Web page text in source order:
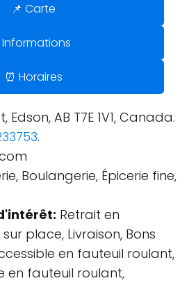
📌 Carte
Informations
⏰ Horaires
Edson, AB T7E 1V1, Canada.
.
Boulangerie, Épicerie fine,
Retrait en
place, Livraison, Bons
en fauteuil roulant,
en fauteuil roulant,